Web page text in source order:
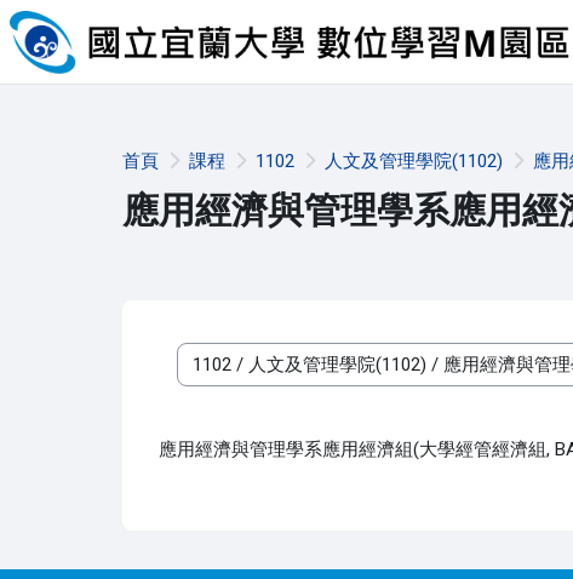
跳至主內容
首頁 課程 1102 人文及管理學院(1102) 應
應用經濟與管理學系應用經
課程類別
應用經濟與管理學系應用經濟組(大學經管經濟組,